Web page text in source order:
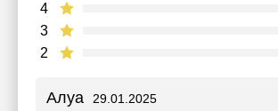
2
3
4
Алуа 29.01.2025